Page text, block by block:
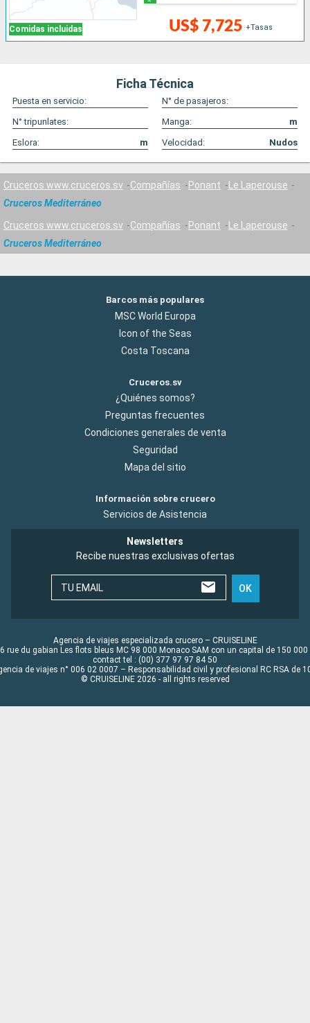
Comidas incluidas US$ 7,725 +Tasas
Ficha Técnica
Puesta en servicio:
N° de pasajeros:
N° tripunlates:
Manga:
m
Eslora:
m Velocidad: Nudos
Cruceros www.cruceros.sv Compañías Ponant
Le Laperouse
Cruceros Mediterráneo
Cruceros www.cruceros.sv Compañías Ponant
Le Laperouse
Cruceros Mediterráneo
Barcos más populares
MSC World Europa
Icon of the Seas
Costa Toscana
Cruceros.sv
¿Quiénes somos?
Preguntas frecuentes
Condiciones generales de venta
Seguridad
Mapa del sitio
Información sobre crucero
Servicios de Asistencia
Newsletters
Recibe nuestras exclusivas ofertas
TU EMAIL OK
Agencia de viajes especializada crucero – CRUISELINE
rue du gabian Les flots bleus MC 98 000 Monaco SAM con un capital de 150 000
contact tel : (00) 377 97 97 84 50
de viajes n° 006 02 0007 – Responsabilidad civil y profesional RC RSA de
© CRUISELINE 2026 - all rights reserved